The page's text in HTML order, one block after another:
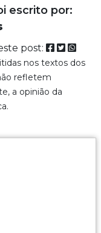
escrito por:
post:
nos textos dos
refletem
a opinião da